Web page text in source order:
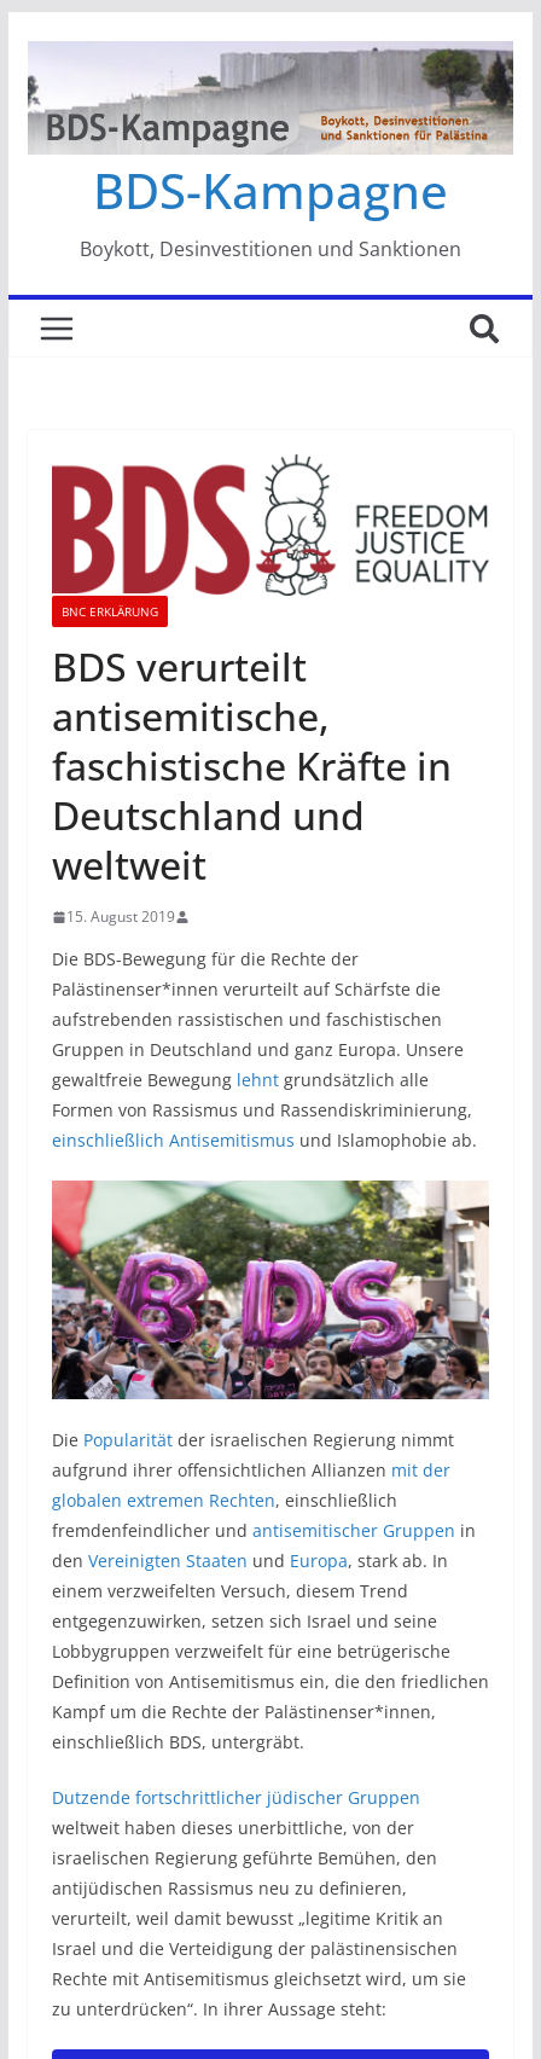
springen
BDS-Kampagne
Boykott, Desinvestitionen und Sanktionen
BNC ERKLÄRUNG
BDS verurteilt
antisemitische,
faschistische Kräfte in
Deutschland und
weltweit
15. August 2019
Die BDS-Bewegung für die Rechte der
Palästinenser*innen verurteilt auf Schärfste die
aufstrebenden rassistischen und faschistischen
Gruppen in Deutschland und ganz Europa. Unsere
gewaltfreie Bewegung lehntgrundsätzlich alle
Formen von Rassismus und Rassendiskriminierung,
einschließlich Antisemitismus und Islamophobie ab.
Die Popularitätder israelischen Regierung nimmt
aufgrund ihrer offensichtlichen Allianzen mit der
globalen extremen Rechten, einschließlich
fremdenfeindlicher und antisemitischer Gruppen in
den Vereinigten Staaten und Europa, stark ab. In
einem verzweifelten Versuch, diesem Trend
entgegenzuwirken, setzen sich Israel und seine
Lobbygruppen verzweifelt für eine betrügerische
Definition von Antisemitismus ein, die den friedlichen
Kampf um die Rechte der Palästinenser*innen,
einschließlich BDS, untergräbt.
Dutzende fortschrittlicher jüdischer Gruppen
weltweit haben dieses unerbittliche, von der
israelischen Regierung geführte Bemühen, den
antijüdischen Rassismus neu zu definieren,
verurteilt, weil damit bewusst „legitime Kritik an
Israel und die Verteidigung der palästinensischen
Rechte mit Antisemitismus gleichsetzt wird, um sie
zu unterdrücken“. In ihrer Aussage steht: